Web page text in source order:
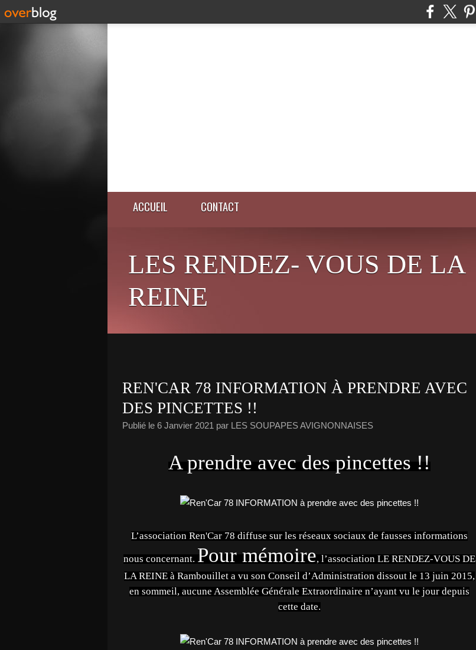
ACCUEIL CONTACT
LES RENDEZ- VOUS DE LA
REINE
REN'CAR 78 INFORMATION À PRENDRE AVEC
DES PINCETTES !!
Publié le 6 Janvier 2021 par LES SOUPAPES AVIGNONNAISES
A prendre avec des pincettes !!
L’association Ren'Car 78 diffuse sur les réseaux sociaux de fausses informations
nous concernant. Pour mémoire, l’association LE RENDEZ-VOUS DE
LA REINE à Rambouillet a vu son Conseil d’Administration dissout le 13 juin 2015,
en sommeil, aucune Assemblée Générale Extraordinaire n’ayant vu le jour depuis
cette date.